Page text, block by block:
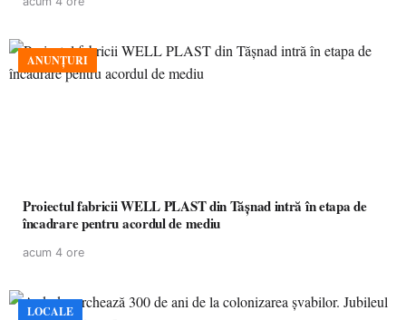
ANUNȚURI
Proiectul fabricii WELL PLAST din Tășnad intră în etapa de
încadrare pentru acordul de mediu
acum 4 ore
LOCALE